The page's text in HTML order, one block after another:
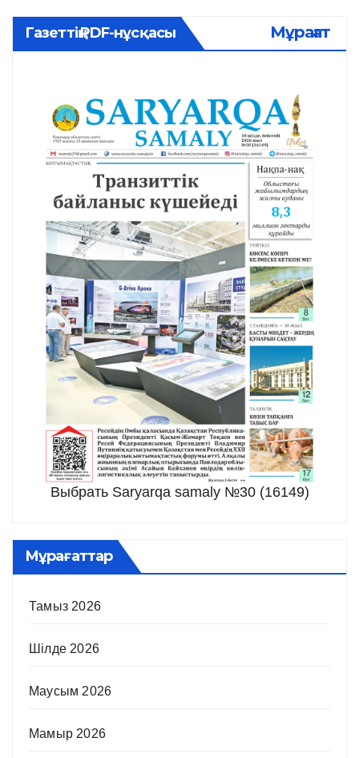
Газеттің PDF-нұсқасы Мұрағат
Выбрать Saryarqa samaly №30 (16149)
Мұрағаттар
Тамыз 2026
Шілде 2026
Маусым 2026
Мамыр 2026